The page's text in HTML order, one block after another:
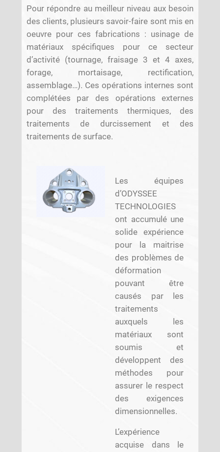
Pour répondre au meilleur niveau aux besoin
des clients, plusieurs savoir-faire sont mis en
oeuvre pour ces fabrications : usinage de
matériaux spécifiques pour ce secteur
d’activité (tournage, fraisage 3 et 4 axes,
forage, mortaisage, rectification,
assemblage…). Ces opérations internes sont
complétées par des opérations externes
pour des traitements thermiques, des
traitements de durcissement et des
traitements de surface.
Les équipes
d’ODYSSEE
TECHNOLOGIES
ont accumulé une
solide expérience
pour la maitrise
des problèmes de
déformation
pouvant être
causés par les
traitements
auxquels les
matériaux sont
soumis et
développent des
méthodes pour
assurer le respect
des exigences
dimensionnelles.
L’expérience
acquise dans le